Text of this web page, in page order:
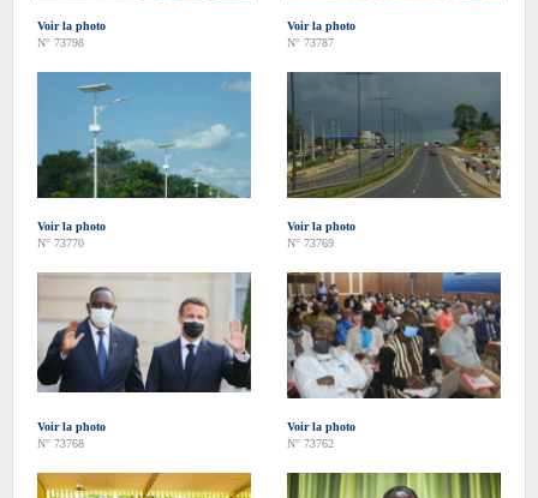
Voir la photo
N° 73798
Voir la photo
N° 73787
Voir la photo
N° 73770
Voir la photo
N° 73769
Voir la photo
N° 73768
Voir la photo
N° 73762